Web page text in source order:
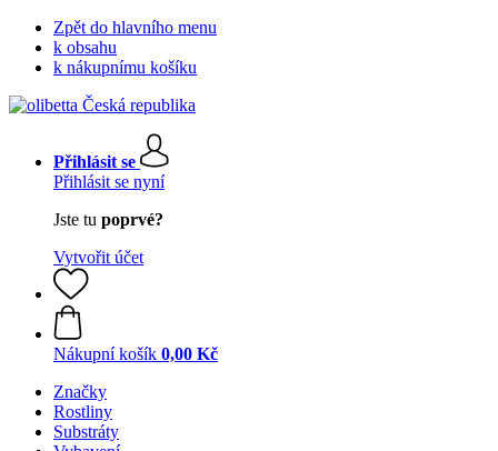
Zpět do hlavního menu
k obsahu
k nákupnímu košíku
Přihlásit se
Přihlásit se nyní
Jste tu poprvé?
Vytvořit účet
Nákupní košík 0,00 Kč
Značky
Rostliny
Substráty